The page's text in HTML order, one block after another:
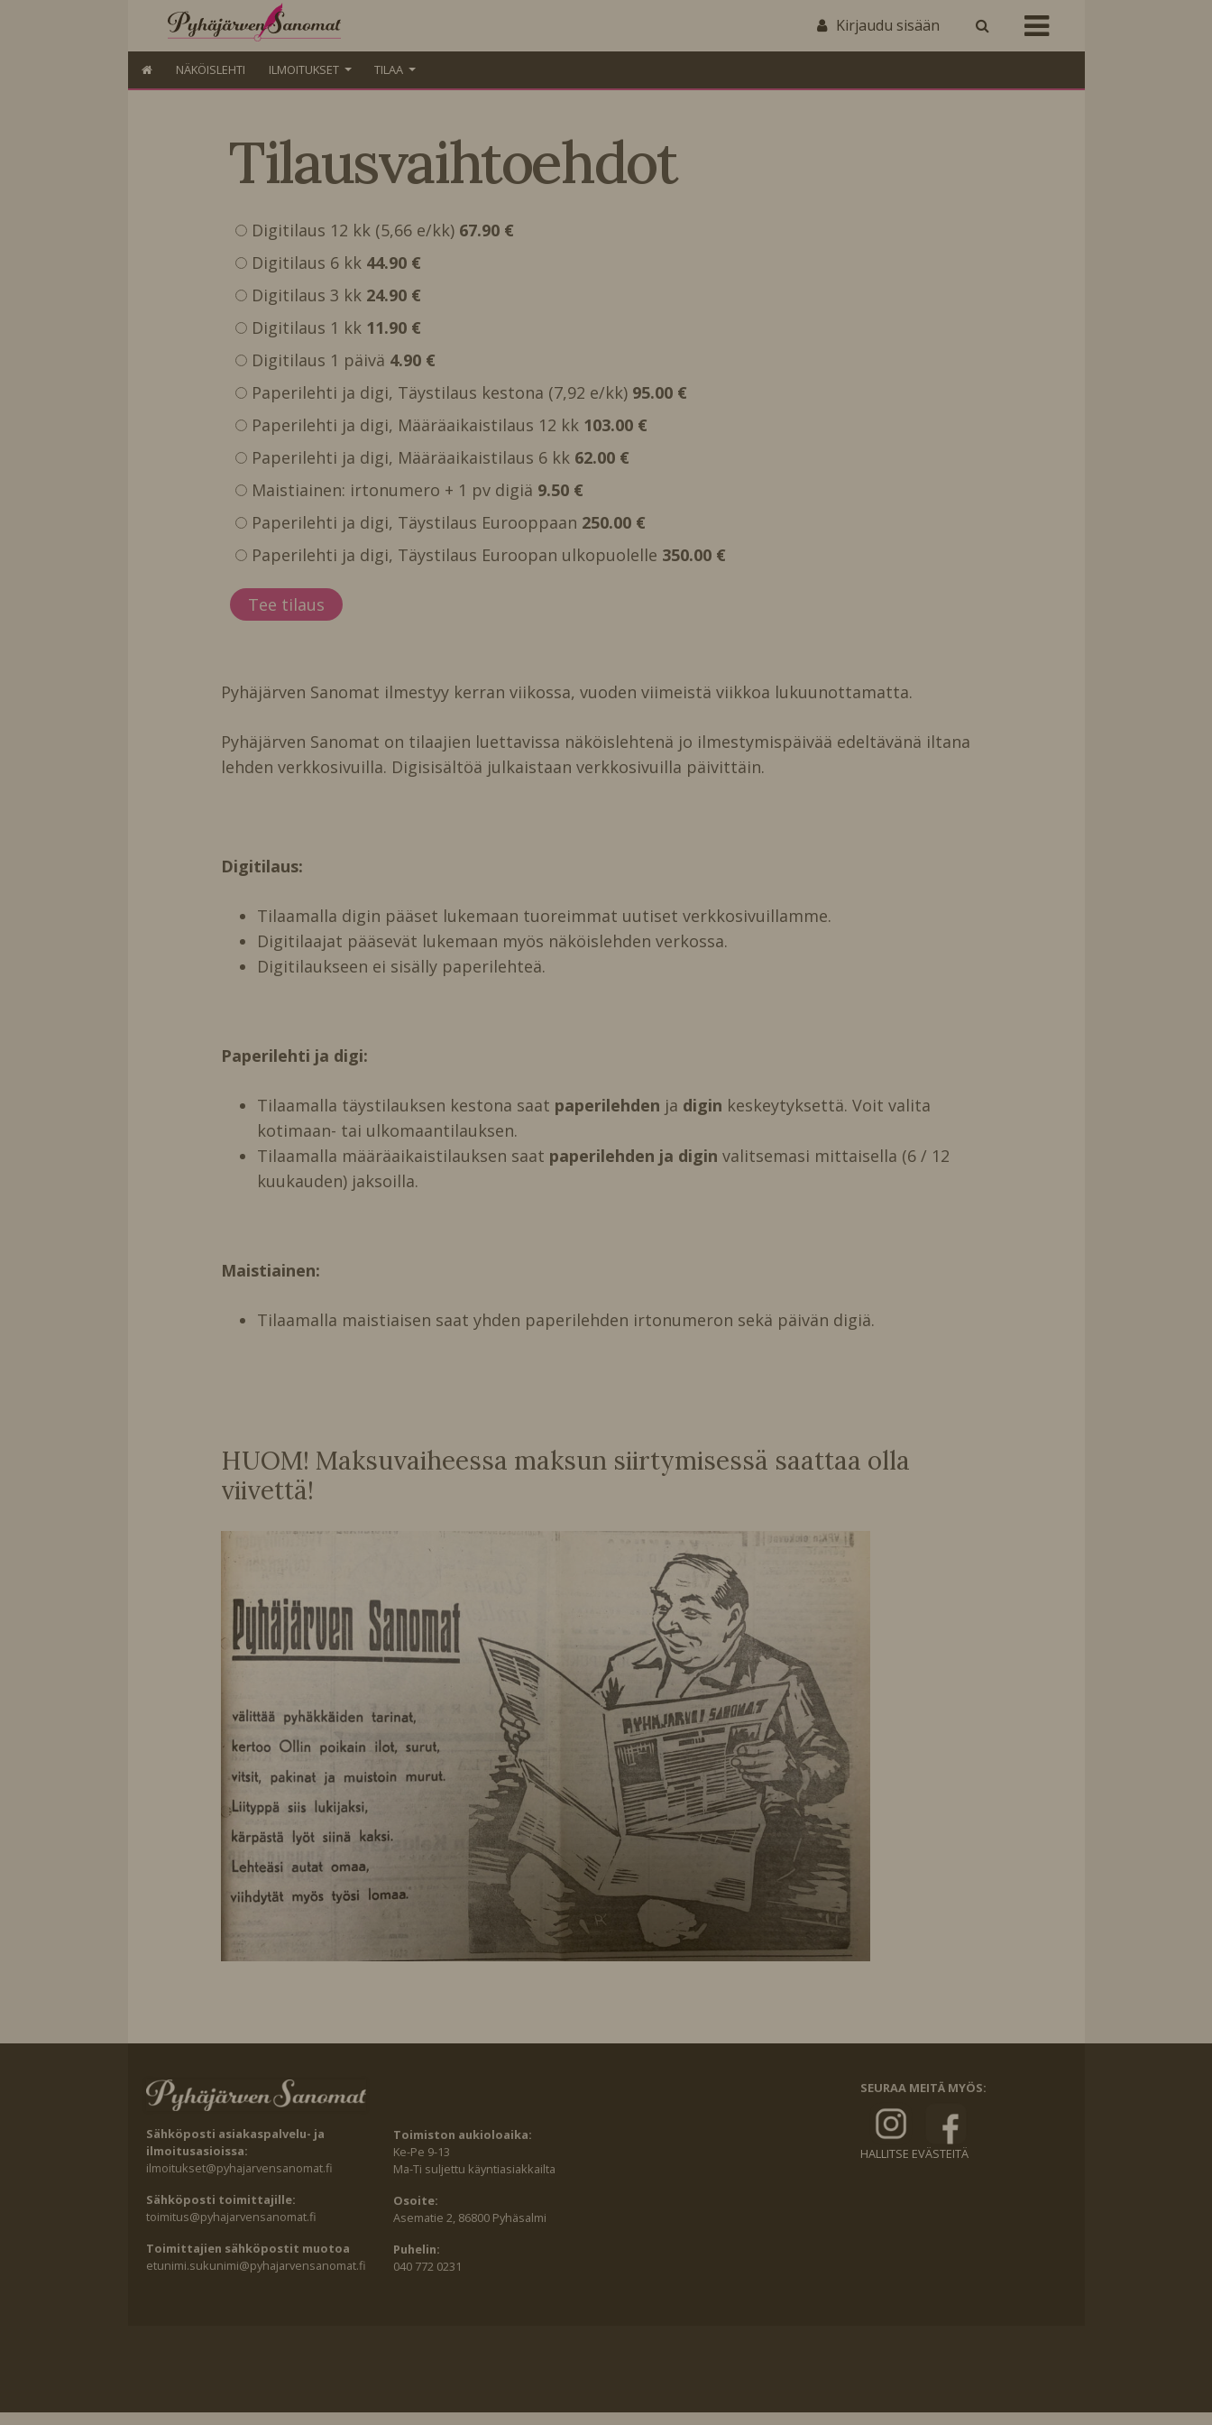
Kirjaudu sisään
NÄKÖISLEHTI ILMOITUKSET TILAA
Tilausvaihtoehdot
Digitilaus 12 kk (5,66 e/kk) 67.90 €
Digitilaus 6 kk 44.90 €
Digitilaus 3 kk 24.90 €
Digitilaus 1 kk 11.90 €
Digitilaus 1 päivä 4.90 €
Paperilehti ja digi, Täystilaus kestona (7,92 e/kk) 95.00 €
Paperilehti ja digi, Määräaikaistilaus 12 kk 103.00 €
Paperilehti ja digi, Määräaikaistilaus 6 kk 62.00 €
Maistiainen: irtonumero + 1 pv digiä 9.50 €
Paperilehti ja digi, Täystilaus Eurooppaan 250.00 €
Paperilehti ja digi, Täystilaus Euroopan ulkopuolelle 350.00 €
Pyhäjärven Sanomat ilmestyy kerran viikossa, vuoden viimeistä viikkoa lukuunottamatta.
Pyhäjärven Sanomat on tilaajien luettavissa näköislehtenä jo ilmestymispäivää edeltävänä iltana
lehden verkkosivuilla. Digisisältöä julkaistaan verkkosivuilla päivittäin.
Digitilaus:
Tilaamalla digin pääset lukemaan tuoreimmat uutiset verkkosivuillamme.
Digitilaajat pääsevät lukemaan myös näköislehden verkossa.
Digitilaukseen ei sisälly paperilehteä.
Paperilehti ja digi:
Tilaamalla täystilauksen kestona saat paperilehden ja digin keskeytyksettä. Voit valita
kotimaan- tai ulkomaantilauksen.
Tilaamalla määräaikaistilauksen saat paperilehden ja digin valitsemasi mittaisella (6 / 12
kuukauden) jaksoilla.
Maistiainen:
Tilaamalla maistiaisen saat yhden paperilehden irtonumeron sekä päivän digiä.
HUOM! Maksuvaiheessa maksun siirtymisessä saattaa olla
viivettä!
Sähköposti asiakaspalvelu- ja
ilmoitusasioissa:
ilmoitukset@pyhajarvensanomat.fi
Sähköposti toimittajille:
toimitus@pyhajarvensanomat.fi
Toimittajien sähköpostit muotoa
etunimi.sukunimi@pyhajarvensanomat.fi
Toimiston aukioloaika:
Ke-Pe 9-13
Ma-Ti suljettu käyntiasiakkailta
Osoite:
Asematie 2, 86800 Pyhäsalmi
Puhelin:
040 772 0231
SEURAA MEITÄ MYÖS:
HALLITSE EVÄSTEITÄ